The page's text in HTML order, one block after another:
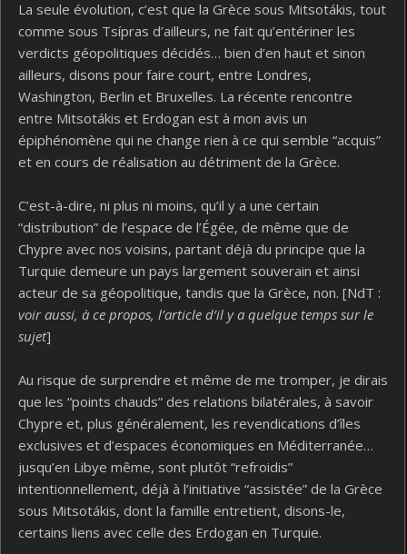
La seule évolution, c’est que la Grèce sous Mitsotákis, tout
comme sous Tsípras d’ailleurs, ne fait qu’entériner les
verdicts géopolitiques décidés… bien d’en haut et sinon
ailleurs, disons pour faire court, entre Londres,
Washington, Berlin et Bruxelles. La récente rencontre
entre Mitsotákis et Erdogan est à mon avis un
épiphénomène qui ne change rien à ce qui semble “acquis”
et en cours de réalisation au détriment de la Grèce.
C’est-à-dire, ni plus ni moins, qu’il y a une certain
“distribution” de l’espace de l’Égée, de même que de
Chypre avec nos voisins, partant déjà du principe que la
Turquie demeure un pays largement souverain et ainsi
acteur de sa géopolitique, tandis que la Grèce, non. [NdT :
voir aussi, à ce propos, l’article d’il y a quelque temps sur le
sujet]
Au risque de surprendre et même de me tromper, je dirais
que les “points chauds” des relations bilatérales, à savoir
Chypre et, plus généralement, les revendications d’îles
exclusives et d’espaces économiques en Méditerranée…
jusqu’en Libye même, sont plutôt “refroidis”
intentionnellement, déjà à l’initiative “assistée” de la Grèce
sous Mitsotákis, dont la famille entretient, disons-le,
certains liens avec celle des Erdogan en Turquie.